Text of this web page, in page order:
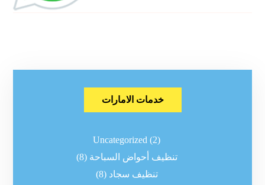
خدمات الامارات
Uncategorized (2)
تنظيف أحواض السباحة (8)
تنظيف سجاد (8)